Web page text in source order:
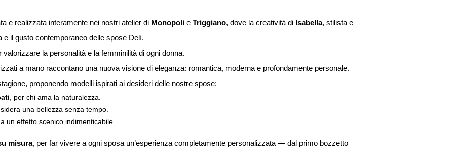
e realizzata interamente nei nostri atelier di Monopoli e Triggiano, dove la creatività di Isabella, stilista e
e il gusto contemporaneo delle spose Delì.
la personalità e la femminilità di ogni donna.
a mano raccontano una nuova visione di eleganza: romantica, moderna e profondamente personale.
proponendo modelli ispirati ai desideri delle nostre spose:
, per chi ama la naturalezza.
una bellezza senza tempo.
un effetto scenico indimenticabile.
misura, per far vivere a ogni sposa un’esperienza completamente personalizzata — dal primo bozzetto